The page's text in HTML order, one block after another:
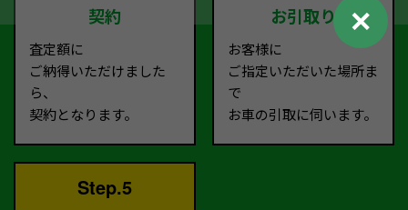
契約
査定額に
ご納得いただけました
ら、
契約となります。
お引取り
お客様に
ご指定いただいた場所ま
で
お車の引取に伺います。
Step.5
✕